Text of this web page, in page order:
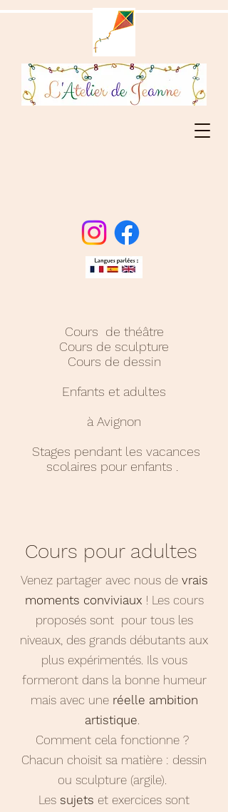
Cours de théâtre
Cours de sculpture
Cours de dessin
Enfants et adultes
à Avignon
Stages pendant les vacances
scolaires pour enfants .
Cours pour adultes
Venez partager avec nous de vrais
moments conviviaux ! Les cours
proposés sont pour tous les
niveaux, des grands débutants aux
plus expérimentés. Ils vous
formeront dans la bonne humeur
mais avec une réelle ambition
artistique.
Comment cela fonctionne ?
Chacun choisit sa matière : dessin
ou sculpture (argile).
Les sujets et exercices sont